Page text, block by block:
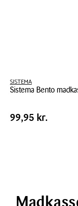
SISTEMA
Sistema Bento
Bento
Pris
Pris 99,95 kr.
99,95 kr.